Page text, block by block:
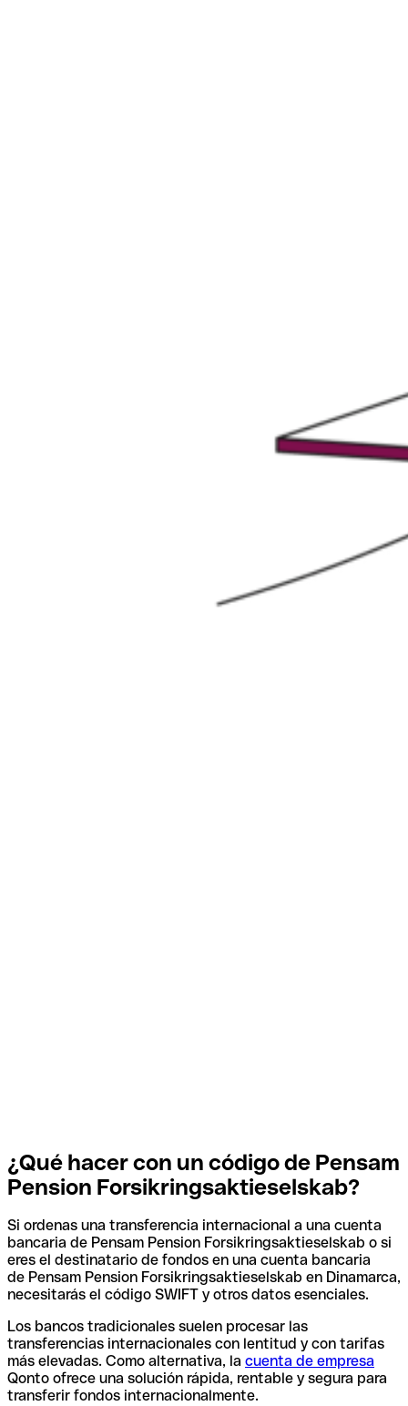
¿Qué hacer con un código de Pensam
Pension Forsikringsaktieselskab?
Si ordenas una transferencia internacional a una cuenta
bancaria de Pensam Pension Forsikringsaktieselskab o si
eres el destinatario de fondos en una cuenta bancaria
de Pensam Pension Forsikringsaktieselskab en Dinamarca,
necesitarás el código SWIFT y otros datos esenciales.
Los bancos tradicionales suelen procesar las
transferencias internacionales con lentitud y con tarifas
más elevadas. Como alternativa, la cuenta de empresa
Qonto ofrece una solución rápida, rentable y segura para
transferir fondos internacionalmente.